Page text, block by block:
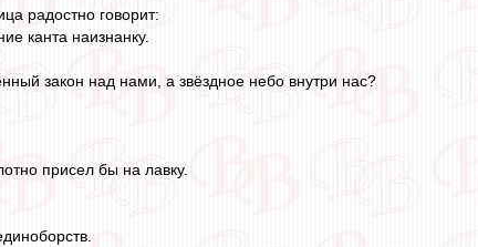
радостно говорит:
канта наизнанку.
закон над нами, а звёздное небо внутри нас?
присел бы на лавку.